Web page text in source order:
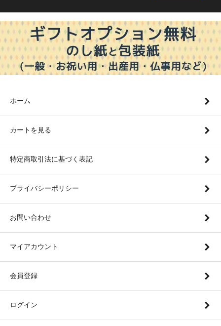
ホーム
カートを見る
特定商取引法に基づく表記
プライバシーポリシー
お問い合わせ
マイアカウント
会員登録
ログイン